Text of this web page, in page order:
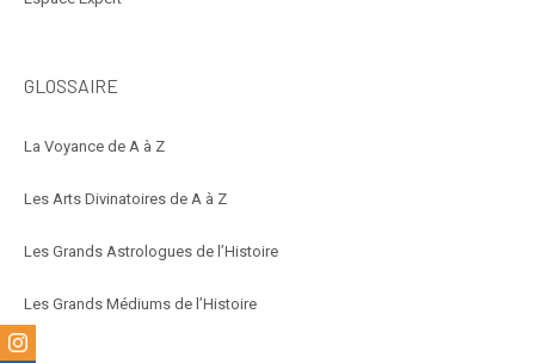
GLOSSAIRE
La Voyance de A à Z
Les Arts Divinatoires de A à Z
Les Grands Astrologues de l’Histoire
Les Grands Médiums de l’Histoire